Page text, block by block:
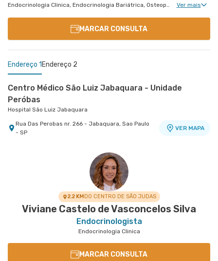
Endocrinologia Clinica, Endocrinologia Bariátrica, Osteoporose, Doenças Osteometabólicas, Doenças da Hipófise Ver mais
MARCAR CONSULTA
Endereço 1 Endereço 2
Centro Médico São Luiz Jabaquara - Unidade
Peróbas
Hospital São Luiz Jabaquara
Rua Das Perobas nr. 266 - Jabaquara, Sao Paulo
- SP
VER MAPA
Avenida Marcos Penteado de Ulhoa Rodrigues nr.
939 Edificio Jatobá - Torre Ii 1° Andar - Tambore,
2.2 KMDO CENTRO DE SÃO JUDAS
Viviane Castelo de Vasconcelos Silva
Endocrinologista
Endocrinologia Clinica
MARCAR CONSULTA